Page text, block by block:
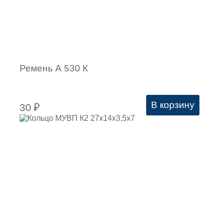
Ремень А 530 К
30 ₽ В корзину